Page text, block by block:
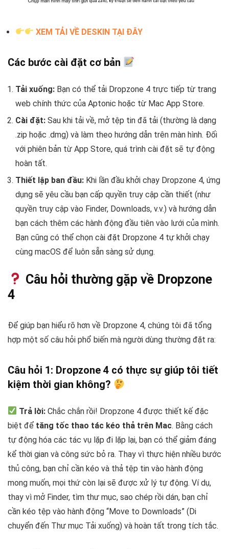
XEM TẢI VỀ DESKIN TẠI ĐÂY
Các bước cài đặt cơ bản
Tải xuống: Bạn có thể tải Dropzone 4 trực tiếp từ trang
web chính thức của Aptonic hoặc từ Mac App Store.
Cài đặt: Sau khi tải về, mở tệp tin đã tải (thường là dạng
.zip hoặc .dmg) và làm theo hướng dẫn trên màn hình. Đối
với phiên bản từ App Store, quá trình cài đặt sẽ tự động
hoàn tất.
Thiết lập ban đầu: Khi lần đầu khởi chạy Dropzone 4, ứng
dụng sẽ yêu cầu bạn cấp quyền truy cập cần thiết (như
quyền truy cập vào Finder, Downloads, v.v.) và hướng dẫn
bạn cách thêm các hành động đầu tiên vào lưới của mình.
Bạn cũng có thể chọn cài đặt Dropzone 4 tự khởi chạy
cùng macOS để luôn sẵn sàng sử dụng.
Câu hỏi thường gặp về Dropzone
4
Để giúp bạn hiểu rõ hơn về Dropzone 4, chúng tôi đã tổng
hợp một số câu hỏi phổ biến mà người dùng thường đặt ra:
Câu hỏi 1: Dropzone 4 có thực sự giúp tôi tiết
kiệm thời gian không?
Trả lời: Chắc chắn rồi! Dropzone 4 được thiết kế đặc
biệt để tăng tốc thao tác kéo thả trên Mac. Bằng cách
tự động hóa các tác vụ lặp đi lặp lại, bạn có thể giảm đáng
kể thời gian và công sức bỏ ra. Thay vì thực hiện nhiều bước
thủ công, bạn chỉ cần kéo và thả tệp tin vào hành động
mong muốn, mọi thứ còn lại sẽ được xử lý tự động. Ví dụ,
thay vì mở Finder, tìm thư mục, sao chép rồi dán, bạn chỉ
cần kéo tệp vào hành động “Move to Downloads” (Di
chuyển đến Thư mục Tải xuống) và hoàn tất trong tích tắc.